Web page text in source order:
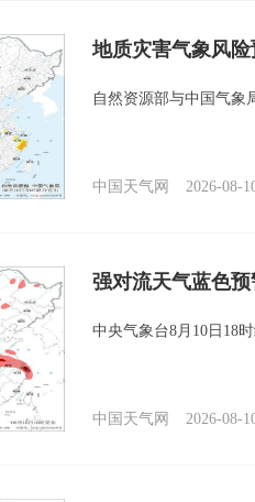
地质灾害气象风
自然资源部与中国气象
中国天气网 2026-08-
强对流天气蓝色
中央气象台8月10日18
中国天气网 2026-08-